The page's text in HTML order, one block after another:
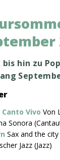
bis hin zu
Vivo Von
Sonora
Sax and the
Jazz (Jazz)